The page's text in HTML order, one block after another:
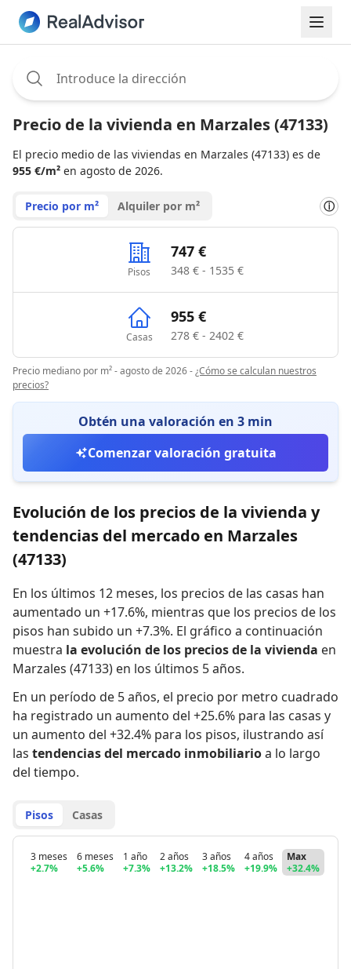
Precio de la vivienda en Marzales (47133)
El precio medio de las viviendas en Marzales (47133) es de
955 €/m² en agosto de 2026.
Precio por m² Alquiler por m² ⓘ
Pisos
747 €
348 € - 1535 €
Casas
955 €
278 € - 2402 €
Precio mediano por m² - agosto de 2026-¿Cómo se calculan nuestros
precios?
Obtén una valoración en 3 min
Comenzar valoración gratuita
Evolución de los precios de la vivienda y
tendencias del mercado en Marzales
(47133)
En los últimos 12 meses, los precios de las casas han
aumentado un +17.6%, mientras que los precios de los
pisos han subido un +7.3%. El gráfico a continuación
muestra la evolución de los precios de la vivienda en
Marzales (47133) en los últimos 5 años.
En un período de 5 años, el precio por metro cuadrado
ha registrado un aumento del +25.6% para las casas y
un aumento del +32.4% para los pisos, ilustrando así
las tendencias del mercado inmobiliarioa lo largo
del tiempo.
Pisos Casas
3 meses
+2.7%
6 meses
+5.6%
1 año
+7.3%
2 años
+13.2%
3 años
+18.5%
4 años
+19.9%
Max
+32.4%